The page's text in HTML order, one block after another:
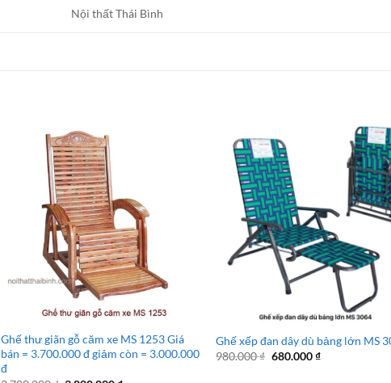
Nội thất Thái Bình
Ghế thư giãn gỗ căm xe MS 1253 Giá
bán = 3.700.000 đ giảm còn = 3.000.000
đ
Ghế xếp đan dây dù bảng lớn MS
980.000₫ Giá
680.000₫Giá